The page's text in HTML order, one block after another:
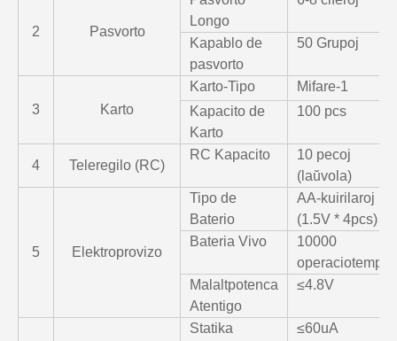
2 Pasvorto
Longo
Kapablo de
pasvorto
50 Grupoj
3 Karto
Karto-Tipo
Mifare-1
Kapacito de
Karto
100 pcs
4 Teleregilo (RC)
RC Kapacito
10 pecoj
(laŭvola)
5 Elektroprovizo
Tipo de
Baterio
AA-kuirilaroj
(1.5V * 4pcs)
Bateria Vivo
10000
operaciotempoj
Malaltpotenca
Atentigo
≤4.8V
Statika
≤60uA